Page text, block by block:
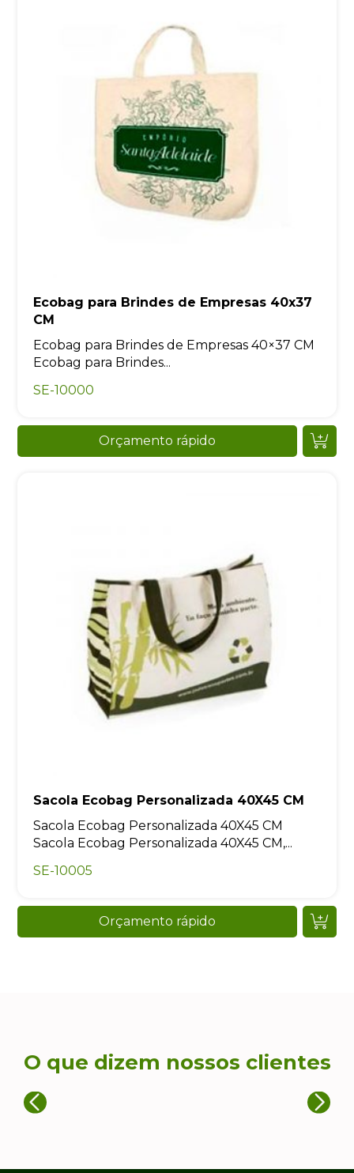
Ecobag para Brindes de Empresas 40x37
CM
Ecobag para Brindes de Empresas 40×37 CM
Ecobag para Brindes...
SE-10000
Orçamento rápido
Sacola Ecobag Personalizada 40X45 CM
Sacola Ecobag Personalizada 40X45 CM
Sacola Ecobag Personalizada 40X45 CM,...
SE-10005
Orçamento rápido
O que dizem nossos clientes